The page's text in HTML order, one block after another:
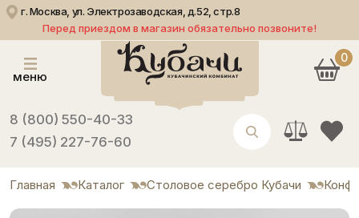
г. Москва, ул. Электрозаводская, д.52, стр.8
Перед приездом в магазин обязательно позвоните!
меню
8 (800) 550-40-33
7 (495) 227-76-60
0
Главная Каталог Столовое серебро Кубачи